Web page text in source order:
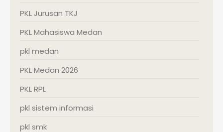
PKL Jurusan TKJ
PKL Mahasiswa Medan
pkl medan
PKL Medan 2026
PKL RPL
pkl sistem informasi
pkl smk